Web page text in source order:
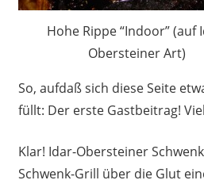
Hohe Rippe “Indoor” (auf
Obersteiner Art)
So, aufdaß sich diese Seite
füllt: Der erste Gastbeitrag!
Klar! Idar-Obersteiner
Schwenk-Grill über die Glut